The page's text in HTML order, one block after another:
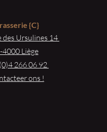
{C}
des Ursulines 14
4000 Liège
266 06 92
ons !